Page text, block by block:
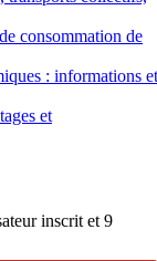
consommation de
: informations et
et
inscrit et 9